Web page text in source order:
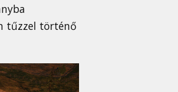
tűzzel történő